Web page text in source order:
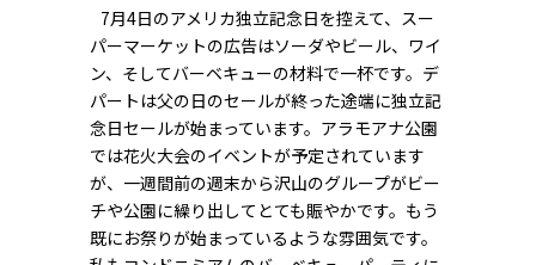
7月4日のアメリカ独立記念日を控えて、スー
パーマーケットの広告はソーダやビール、ワイ
ン、そしてバーベキューの材料で一杯です。デ
パートは父の日のセールが終った途端に独立記
念日セールが始まっています。アラモアナ公園
では花火大会のイベントが予定されています
が、一週間前の週末から沢山のグループがビー
チや公園に繰り出してとても賑やかです。もう
既にお祭りが始まっているような雰囲気です。